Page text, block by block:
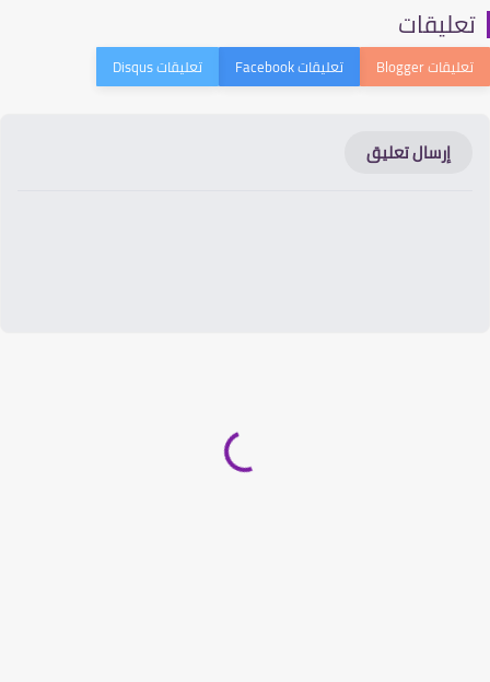
إرسال تعليق